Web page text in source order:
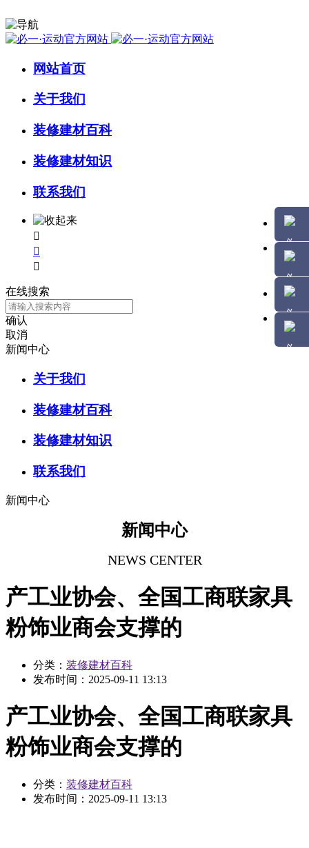
网站首页
关于我们
装修建材百科
装修建材知识
联系我们



在线搜索
确认
取消
新闻中心
关于我们
装修建材百科
装修建材知识
联系我们
新闻中心
新闻中心
NEWS CENTER
产工业协会、全国工商联家具
粉饰业商会支撑的
分类： 装修建材百科
发布时间： 2025-09-11 13:13
产工业协会、全国工商联家具
粉饰业商会支撑的
分类： 装修建材百科
发布时间： 2025-09-11 13:13